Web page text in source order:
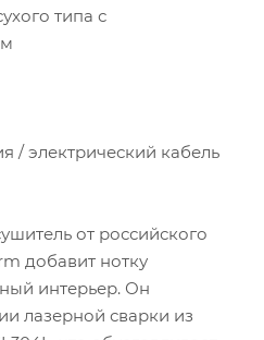
типа с
/ электрический кабель
от российского
добавит нотку
интерьер. Он
лазерной сварки из